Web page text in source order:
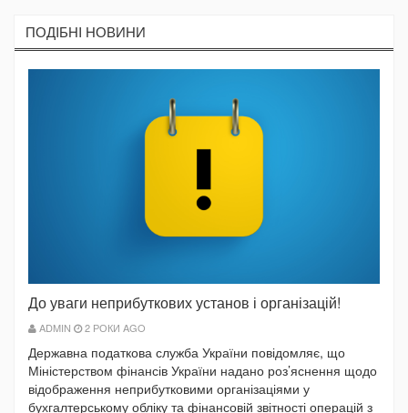
ПОДIБНI НОВИНИ
До уваги неприбуткових установ і організацій!
ADMIN 2 РОКИ AGO
Державна податкова служба України повідомляє, що
Міністерством фінансів України надано роз’яснення щодо
відображення неприбутковими організаціями у
бухгалтерському обліку та фінансовій звітності операцій з